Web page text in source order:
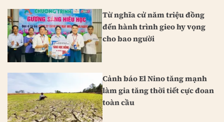
Từ nghĩa cử năm triệu đồng
đến hành trình gieo hy vọng
cho bao người
Cảnh báo El Nino tăng mạnh
làm gia tăng thời tiết cực đoan
toàn cầu